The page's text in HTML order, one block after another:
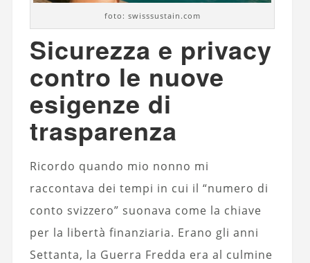
foto: swisssustain.com
Sicurezza e privacy
contro le nuove
esigenze di
trasparenza
Ricordo quando mio nonno mi
raccontava dei tempi in cui il “numero di
conto svizzero” suonava come la chiave
per la libertà finanziaria. Erano gli anni
Settanta, la Guerra Fredda era al culmine